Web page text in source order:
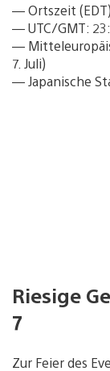
— Ortszeit
— UTC/GMT:
—
7. Juli)
— Japanische
Riesige
7
Zur Feier des